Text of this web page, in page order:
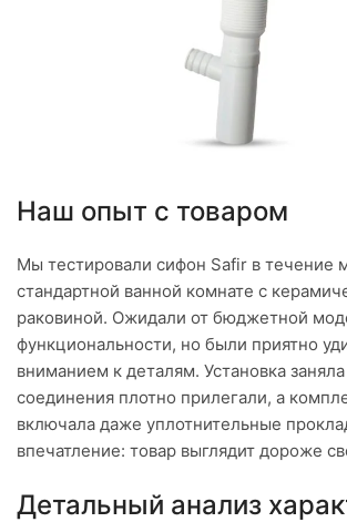
Наш опыт с товаром
Мы тестировали сифон Safir в течение
стандартной ванной комнате с
раковиной. Ожидали от бюджетной
функциональности, но были приятно
вниманием к деталям. Установка
соединения плотно прилегали, а
включала даже уплотнительные
впечатление: товар выглядит дороже
Детальный анализ